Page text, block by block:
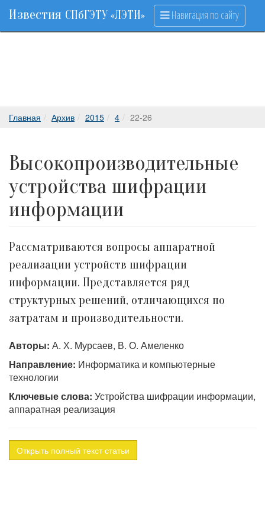
Известия СПбГЭТУ «ЛЭТИ» Навигация по сайту
Главная Архив 2015 4 22-26
Высокопроизводительные
устройства шифрации
информации
Рассматриваются вопросы аппаратной
реализации устройств шифрации
информации. Представляется ряд
структурных решений, отличающихся по
затратам и производительности.
Авторы: А. Х. Мурсаев, В. О. Амеленко
Направление: Информатика и компьютерные
технологии
Ключевые слова: Устройства шифрации информации,
аппаратная реализация
Открыть полный текст статьи